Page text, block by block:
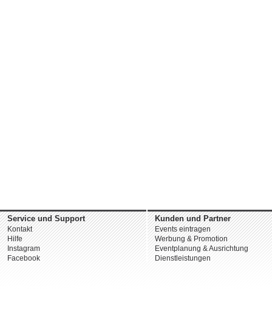
Service und Support
Kontakt
Hilfe
Instagram
Facebook
Kunden und Partner
Events eintragen
Werbung & Promotion
Eventplanung & Ausrichtung
Dienstleistungen